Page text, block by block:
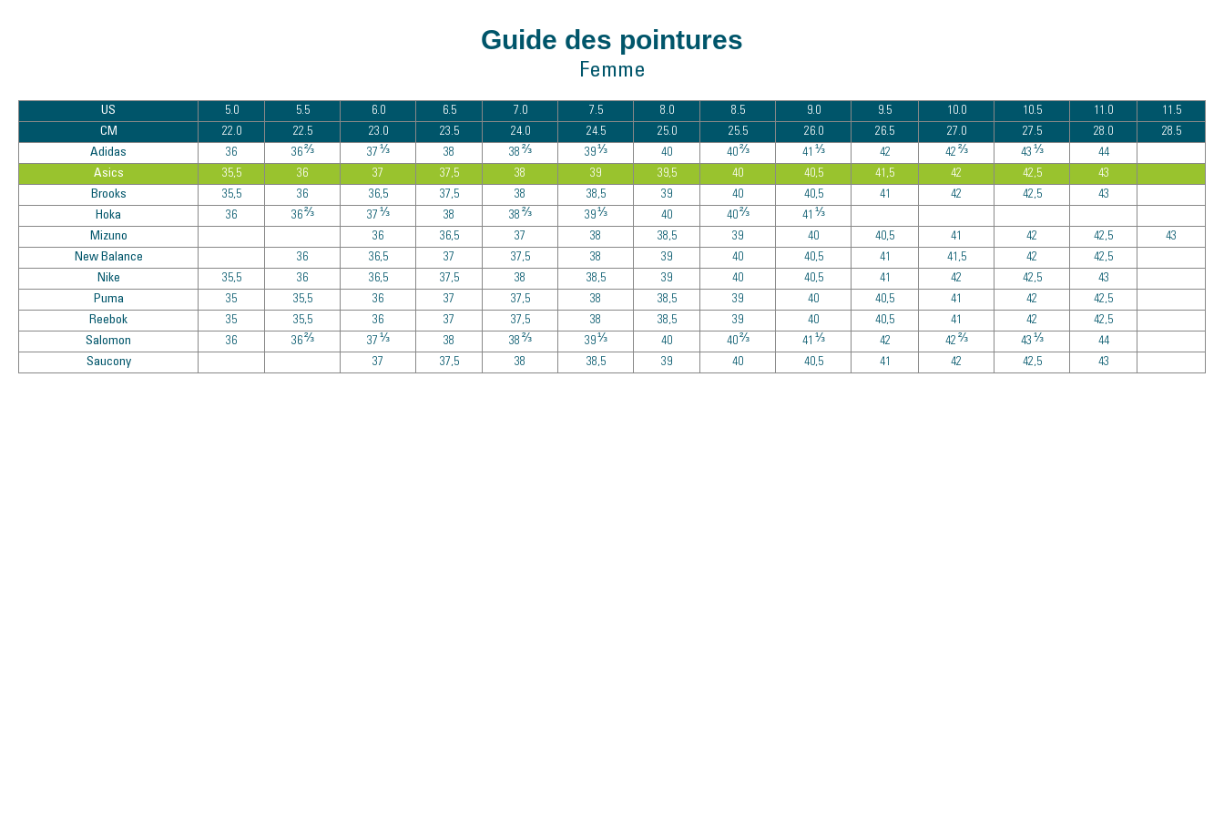
Guide des pointures
Femme
US 5.0 5.5 6.0 6.5 7.0 7.5 8.0 8.5 9.0 9.5 10.0 10.5 11.0
11.5
CM
22.0 22.5 23.0 23.5 24.0 24.5 25.0 25.5 26.0 26.5 27.0 27.5 28.0
28.5
Adidas
36 36⅔ 37 ⅓ 38 38 ⅔ 39⅓ 40 40⅔ 41 ⅓ 42 42 ⅔ 43 ⅓
44
Asics
35,5 36 37 37,5 38 39 39,5 40 40,5 41,5 42 42,5
43
Brooks
35,5 36 36,5 37,5 38 38,5 39 40 40,5 41 42 42,5
43
Hoka
36 36⅔ 37 ⅓ 38 38 ⅔ 39⅓ 40 40⅔ 41 ⅓
Mizuno 36 36,5 37 38 38,5 39 40 40,5 41 42 42,5
43
New Balance
36 36,5 37 37,5 38 39 40 40,5 41 41,5 42
42,5
Nike
35,5 36 36,5 37,5 38 38,5 39 40 40,5 41 42 42,5
43
Puma
35 35,5 36 37 37,5 38 38,5 39 40 40,5 41 42
42,5
Reebok
35 35,5 36 37 37,5 38 38,5 39 40 40,5 41 42
42,5
Salomon
36 36⅔ 37 ⅓ 38 38 ⅔ 39⅓ 40 40⅔ 41 ⅓ 42 42 ⅔ 43 ⅓
44
Saucony
37 37,5 38 38,5 39 40 40,5 41 42 42,5 43